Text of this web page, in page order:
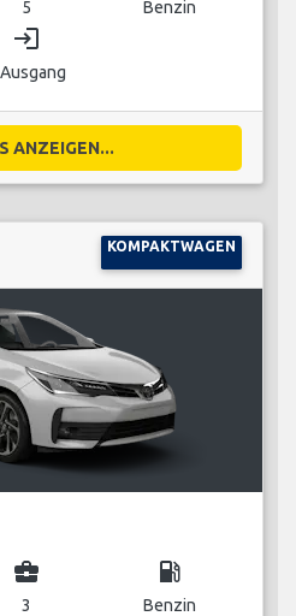
5 Benzin
login
ANZEIGEN...
KOMPAKTWAGEN
business_center
3
local_gas_station
Benzin